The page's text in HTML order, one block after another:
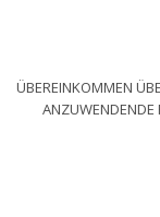
ÜBEREINKOMMEN
ANZUWENDENDE